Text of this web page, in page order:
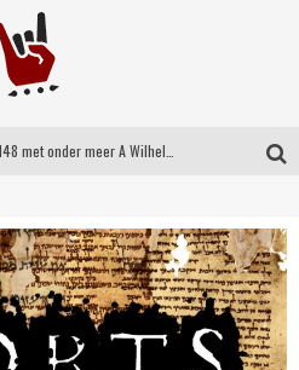
Britse emorockers van Basement maken tweede comeback met het indrukwekkende ‘Wired’
Shorts #149 met onder meer No Cure, Eva Under Fire, The Hu en Sleeping With Sirens